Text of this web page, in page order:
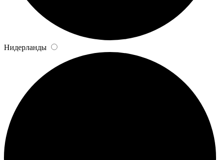
Нидерланды